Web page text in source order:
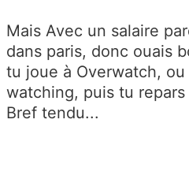
Mais Avec un salaire
dans paris, donc ouais
tu joue à Overwatch,
watching, puis tu repars
Bref tendu...